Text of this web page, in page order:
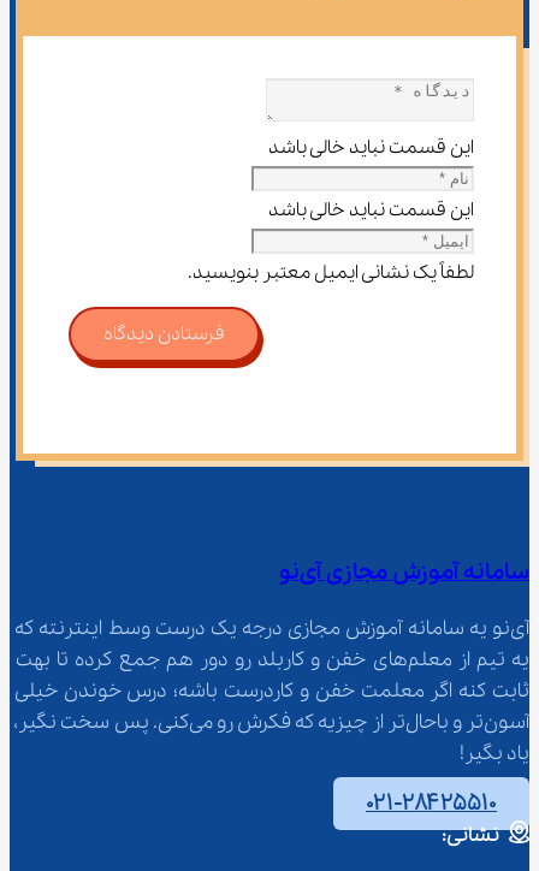
این قسمت نباید خالی باشد
این قسمت نباید خالی باشد
لطفاً یک نشانی ایمیل معتبر بنویسید.
فرستادن دیدگاه
سامانه آموزش مجازی آی‌نو
آی‌نو یه سامانه آموزش مجازی درجه یک درست وسط اینترنته که
یه تیم از معلم‌‌های خفن و کاربلد رو دور هم جمع کرده تا بهت
ثابت کنه اگر معلمت خفن و کاردرست باشه؛ درس خوندن خیلی
آسون‌تر و باحال‌تر از چیزیه که فکرش رو می‌کنی. پس سخت نگیر،
یاد بگیر!
۰۲۱-۲۸۴۲۵۵۱۰
نشانی: